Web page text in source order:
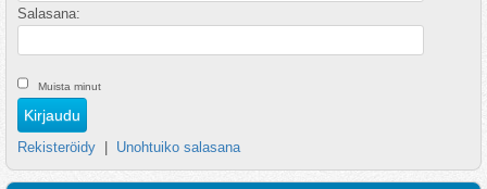
Salasana:
Muista minut
Rekisteröidy Unohtuiko salasana